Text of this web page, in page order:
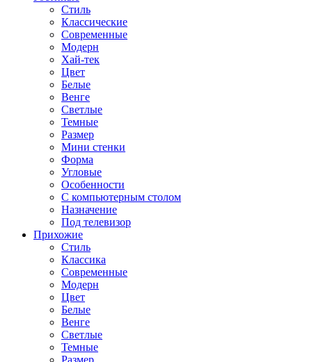
Стиль
Классические
Современные
Модерн
Хай-тек
Цвет
Белые
Венге
Светлые
Темные
Размер
Мини стенки
Форма
Угловые
Особенности
С компьютерным столом
Назначение
Под телевизор
Прихожие
Стиль
Классика
Современные
Модерн
Цвет
Белые
Венге
Светлые
Темные
Размер